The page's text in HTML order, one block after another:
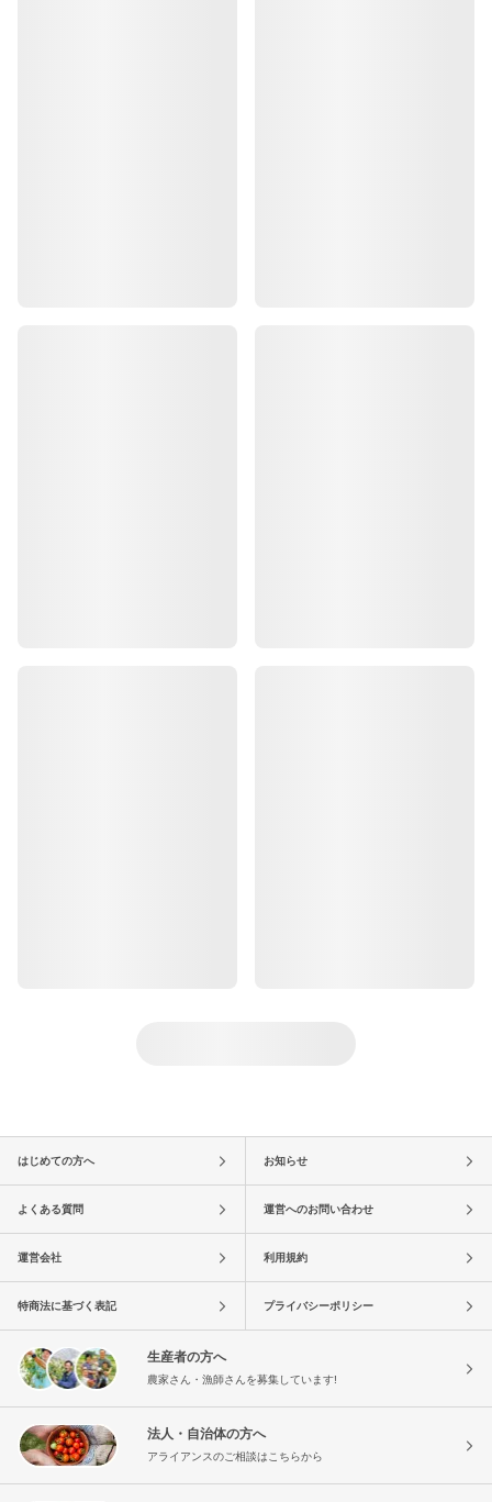
はじめての方へ お知らせ
よくある質問 運営へのお問い合わせ
運営会社 利用規約
特商法に基づく表記 プライバシーポリシー
生産者の方へ
農家さん・漁師さんを募集しています!
法人・自治体の方へ
アライアンスのご相談はこちらから